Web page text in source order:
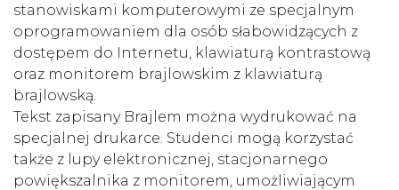
stanowiskami komputerowymi ze specjalnym
oprogramowaniem dla osób słabowidzących z
dostępem do Internetu, klawiaturą kontrastową
oraz monitorem brajlowskim z klawiaturą
brajlowską.
Tekst zapisany Brajlem można wydrukować na
specjalnej drukarce. Studenci mogą korzystać
także z lupy elektronicznej, stacjonarnego
powiększalnika z monitorem, umożliwiającym